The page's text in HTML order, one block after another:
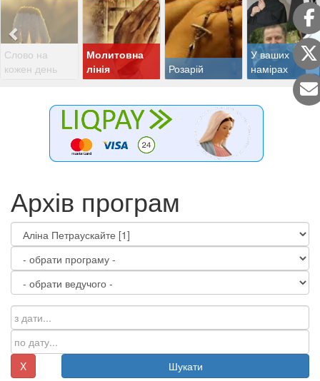
Слово на
кожен день
Молитовна
лінія
Розарій
У ваших
намірах
Архів програм
X Шукати